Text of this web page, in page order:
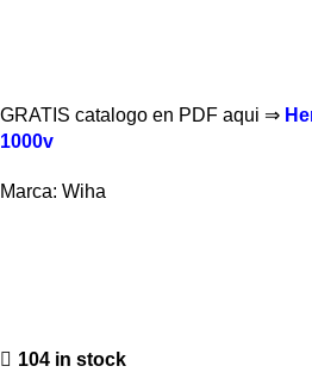
GRATIS catalogo en PDF aqui ⇒
1000v
Marca: Wiha
104 in stock